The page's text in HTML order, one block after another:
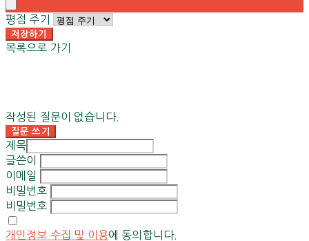
평점 주기
저장하기
목록으로 가기
작성된 질문이 없습니다.
질문 쓰기
제목
글쓴이
이메일
비밀번호
비밀번호
개인정보 수집 및 이용에 동의합니다.